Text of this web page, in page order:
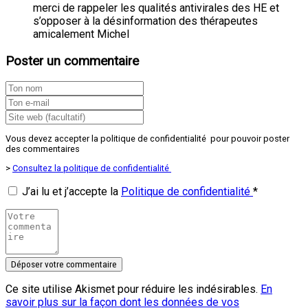
merci de rappeler les qualités antivirales des HE et
s’opposer à la désinformation des thérapeutes
amicalement Michel
Poster un commentaire
Vous devez accepter la politique de confidentialité pour pouvoir poster
des commentaires
> Consultez la politique de confidentialité
J’ai lu et j’accepte la Politique de confidentialité *
Ce site utilise Akismet pour réduire les indésirables. En
savoir plus sur la façon dont les données de vos